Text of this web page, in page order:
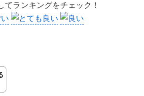
ランキングをチェック！